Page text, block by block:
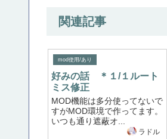
関連記事
mod使用/あり
好みの話 ＊１/１ルート
ミス修正
MOD機能は多分使ってないで
すがMOD環境で作ってます。
いつも通り遮蔽オ...
ラドル